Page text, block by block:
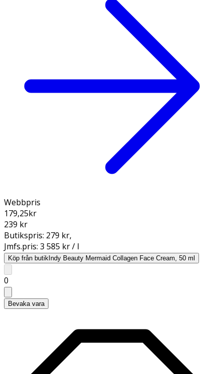
Webbpris
179,25kr
239 kr
Butikspris: 279 kr,
Jmfs.pris: 3 585 kr / l
Köp från butikIndy Beauty Mermaid Collagen Face Cream, 50 ml
0
Bevaka vara